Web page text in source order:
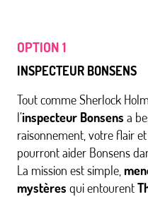
OPTION 1
INSPECTEUR BONSENS
Tout comme Sherlock
l’inspecteur Bonsens a
raisonnement, votre flair
pourront aider Bonsens
La mission est simple,
mystères qui entourent